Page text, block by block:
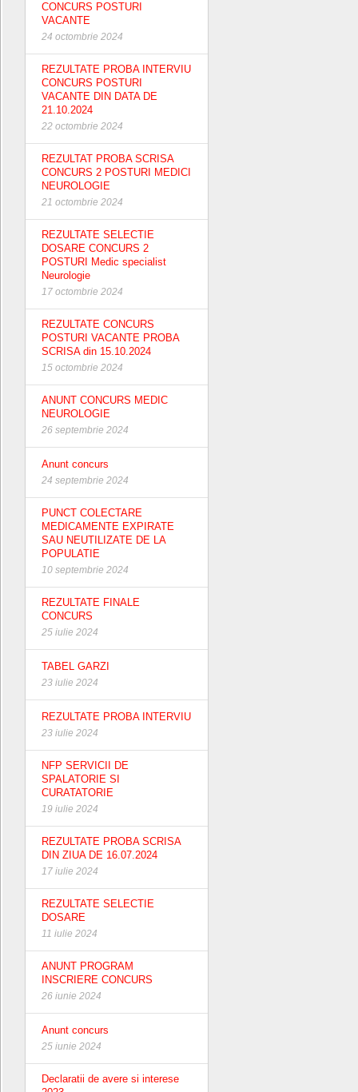
CONCURS POSTURI
VACANTE
24 octombrie 2024
REZULTATE PROBA INTERVIU
CONCURS POSTURI
VACANTE DIN DATA DE
21.10.2024
22 octombrie 2024
REZULTAT PROBA SCRISA
CONCURS 2 POSTURI MEDICI
NEUROLOGIE
21 octombrie 2024
REZULTATE SELECTIE
DOSARE CONCURS 2
POSTURI Medic specialist
Neurologie
17 octombrie 2024
REZULTATE CONCURS
POSTURI VACANTE PROBA
SCRISA din 15.10.2024
15 octombrie 2024
ANUNT CONCURS MEDIC
NEUROLOGIE
26 septembrie 2024
Anunt concurs
24 septembrie 2024
PUNCT COLECTARE
MEDICAMENTE EXPIRATE
SAU NEUTILIZATE DE LA
POPULATIE
10 septembrie 2024
REZULTATE FINALE
CONCURS
25 iulie 2024
TABEL GARZI
23 iulie 2024
REZULTATE PROBA INTERVIU
23 iulie 2024
NFP SERVICII DE
SPALATORIE SI
CURATATORIE
19 iulie 2024
REZULTATE PROBA SCRISA
DIN ZIUA DE 16.07.2024
17 iulie 2024
REZULTATE SELECTIE
DOSARE
11 iulie 2024
ANUNT PROGRAM
INSCRIERE CONCURS
26 iunie 2024
Anunt concurs
25 iunie 2024
Declaratii de avere si interese